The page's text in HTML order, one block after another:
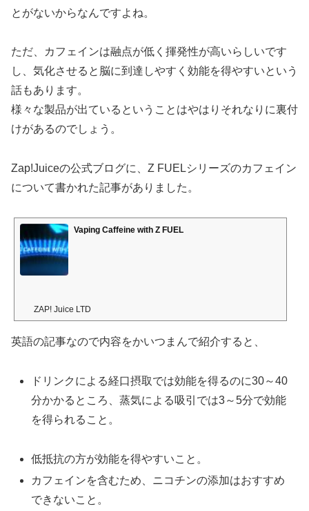
とがないからなんですよね。
ただ、カフェインは融点が低く揮発性が高いらしいです
し、気化させると脳に到達しやすく効能を得やすいという
話もあります。
様々な製品が出ているということはやはりそれなりに裏付
けがあるのでしょう。
Zap!Juiceの公式ブログに、Z FUELシリーズのカフェイン
について書かれた記事がありました。
Vaping Caffeine with Z FUEL
ZAP! Juice LTD
英語の記事なので内容をかいつまんで紹介すると、
ドリンクによる経口摂取では効能を得るのに30～40
分かかるところ、蒸気による吸引では3～5分で効能
を得られること。
低抵抗の方が効能を得やすいこと。
カフェインを含むため、ニコチンの添加はおすすめ
できないこと。